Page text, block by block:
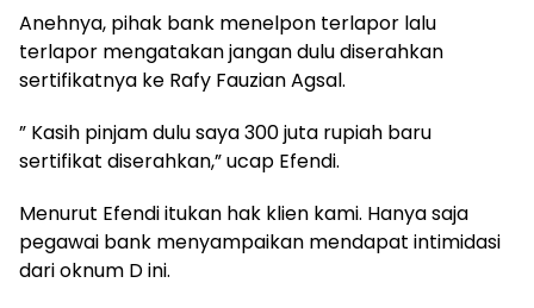
Anehnya, pihak bank menelpon terlapor lalu
terlapor mengatakan jangan dulu diserahkan
sertifikatnya ke Rafy Fauzian Agsal.
” Kasih pinjam dulu saya 300 juta rupiah baru
sertifikat diserahkan,” ucap Efendi.
Menurut Efendi itukan hak klien kami. Hanya saja
pegawai bank menyampaikan mendapat intimidasi
dari oknum D ini.